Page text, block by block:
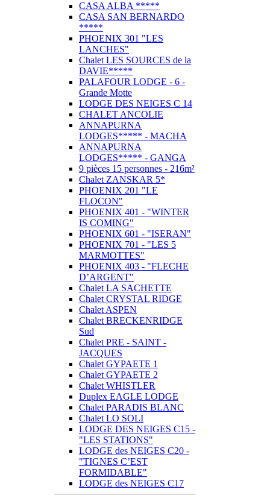
CASA ALBA *****
CASA SAN BERNARDO
*****
PHOENIX 301 "LES
LANCHES"
Chalet LES SOURCES de la
DAVIE*****
PALAFOUR LODGE - 6 -
Grande Motte
LODGE DES NEIGES C 14
CHALET ANCOLIE
ANNAPURNA
LODGES***** - MACHA
ANNAPURNA
LODGES***** - GANGA
9 pièces 15 personnes - 216m²
Chalet ZANSKAR 5*
PHOENIX 201 "LE
FLOCON"
PHOENIX 401 - "WINTER
IS COMING"
PHOENIX 601 - "ISERAN"
PHOENIX 701 - "LES 5
MARMOTTES"
PHOENIX 403 - "FLECHE
D’ARGENT"
Chalet LA SACHETTE
Chalet CRYSTAL RIDGE
Chalet ASPEN
Chalet BRECKENRIDGE
Sud
Chalet PRE - SAINT -
JACQUES
Chalet GYPAETE 1
Chalet GYPAETE 2
Chalet WHISTLER
Duplex EAGLE LODGE
Chalet PARADIS BLANC
Chalet LO SOLI
LODGE DES NEIGES C15 -
"LES STATIONS"
LODGE des NEIGES C20 -
"TIGNES C’EST
FORMIDABLE"
LODGE des NEIGES C17